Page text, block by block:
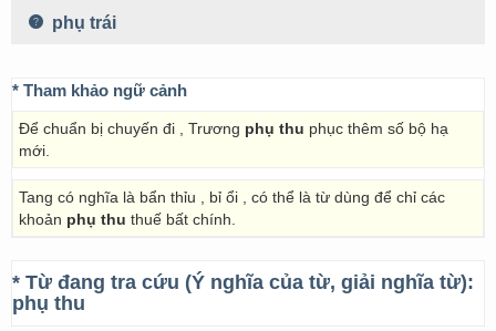
phụ trái
* Tham khảo ngữ cảnh
Để chuẩn bị chuyến đi , Trương phụ thu phục thêm số bộ hạ
mới.
Tang có nghĩa là bẩn thỉu , bỉ ổi , có thể là từ dùng để chỉ các
khoản phụ thu thuế bất chính.
* Từ đang tra cứu (Ý nghĩa của từ, giải nghĩa từ):
phụ thu